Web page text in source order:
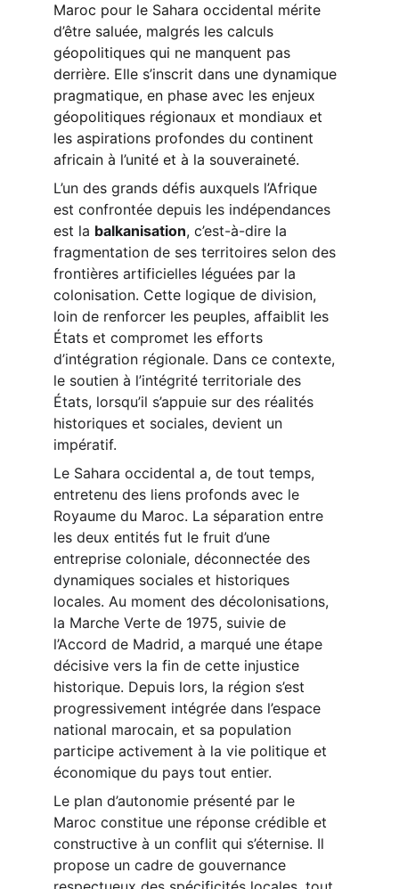
Maroc pour le Sahara occidental mérite
d’être saluée, malgrés les calculs
géopolitiques qui ne manquent pas
derrière. Elle s’inscrit dans une dynamique
pragmatique, en phase avec les enjeux
géopolitiques régionaux et mondiaux et
les aspirations profondes du continent
africain à l’unité et à la souveraineté.
L’un des grands défis auxquels l’Afrique
est confrontée depuis les indépendances
est la balkanisation, c’est-à-dire la
fragmentation de ses territoires selon des
frontières artificielles léguées par la
colonisation. Cette logique de division,
loin de renforcer les peuples, affaiblit les
États et compromet les efforts
d’intégration régionale. Dans ce contexte,
le soutien à l’intégrité territoriale des
États, lorsqu’il s’appuie sur des réalités
historiques et sociales, devient un
impératif.
Le Sahara occidental a, de tout temps,
entretenu des liens profonds avec le
Royaume du Maroc. La séparation entre
les deux entités fut le fruit d’une
entreprise coloniale, déconnectée des
dynamiques sociales et historiques
locales. Au moment des décolonisations,
la Marche Verte de 1975, suivie de
l’Accord de Madrid, a marqué une étape
décisive vers la fin de cette injustice
historique. Depuis lors, la région s’est
progressivement intégrée dans l’espace
national marocain, et sa population
participe activement à la vie politique et
économique du pays tout entier.
Le plan d’autonomie présenté par le
Maroc constitue une réponse crédible et
constructive à un conflit qui s’éternise. Il
propose un cadre de gouvernance